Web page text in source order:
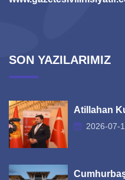
SON YAZILARIMIZ
Atillahan
2026-07-